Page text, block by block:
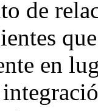
de
en